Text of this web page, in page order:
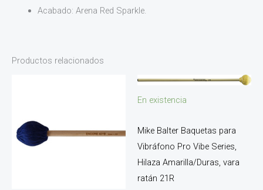
Acabado: Arena Red Sparkle.
Productos relacionados
En existencia
Mike Balter Baquetas para
Vibráfono Pro Vibe Series,
Hilaza Amarilla/Duras, vara
ratán 21R